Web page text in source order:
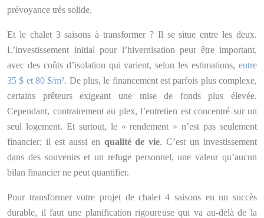
prévoyance très solide.
Et le chalet 3 saisons à transformer ? Il se situe entre les deux.
L’investissement initial pour l’hivernisation peut être important,
avec des coûts d’isolation qui varient, selon les estimations, entre
35 $ et 80 $/m². De plus, le financement est parfois plus complexe,
certains prêteurs exigeant une mise de fonds plus élevée.
Cependant, contrairement au plex, l’entretien est concentré sur un
seul logement. Et surtout, le « rendement » n’est pas seulement
financier; il est aussi en qualité de vie. C’est un investissement
dans des souvenirs et un refuge personnel, une valeur qu’aucun
bilan financier ne peut quantifier.
Pour transformer votre projet de chalet 4 saisons en un succès
durable, il faut une planification rigoureuse qui va au-delà de la